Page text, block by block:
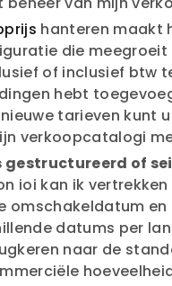
hanteren maakt
die
of inclusief btw
hebt
tarieven kunt
verkoopcatalogi
of
ioi kan ik
omschakeldatum
datums per
naar de